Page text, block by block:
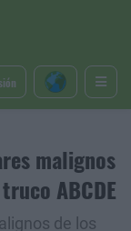
malignos
ABCDE
de los